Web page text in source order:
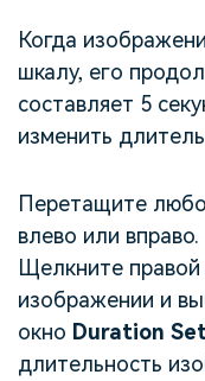
Когда
шкалу, его
составляет 5
изменить
Перетащите
влево или вправо.
Щелкните
изображении и
окно Duration
длительность